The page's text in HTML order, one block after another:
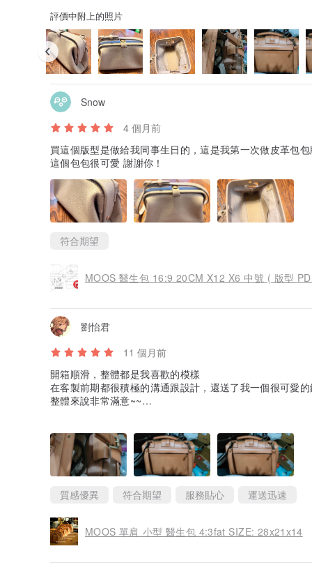
評價中附上的照片
Snow
4 個月前
買這個版型是做給我同事生日的，這是我第一次做皮革包
這個包包很可愛 謝謝你！
符合期望
MOOS 醫生包 16:9 20CM X12 X6 中號 ( 版型
劉怡君
11 個月前
開箱順滑，整體都是我喜歡的模樣
在客製前期都很積極的溝通跟設計，還送了我一個很可愛
整體來說非常滿意~~
質感優異 符合期望 服務貼心 運送迅速
MOOS 單肩 小型 醫生包 4:3fat SIZE: 28x21x14